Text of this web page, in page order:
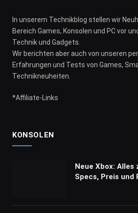
In unserem Technikblog stellen wir
Bereich Games, Konsolen und PC vor
Technik und Gadgets.
Wir berichten aber auch von unseren
Erfahrungen und Tests von Games,
Technikneuheiten.
*Affiliate-Links
KONSOLEN
Neue Xbox:
Specs, Preis und